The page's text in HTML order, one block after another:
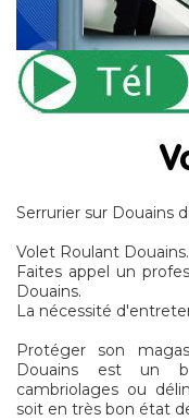
Serrurier sur Douains
Volet Roulant Douains.
Faites appel un
Douains.
La nécessité
Protéger son
Douains est un
cambriolages ou
soit en très bon état